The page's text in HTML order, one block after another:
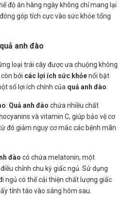
độ ăn hàng ngày không chỉ mang lại
góp tích cực vào sức khỏe tổng
anh đào
loại trái cây được ưa chuộng không
bởi các lợi ích sức khỏenổi bật
số lợi ích chính của quả anh đào:
: Quả anh đào chứa nhiều chất
và vitamin C, giúp bảo vệ cơ
đó giảm nguy cơ mắc các bệnh mãn
đào có chứa melatonin, một
chỉnh chu kỳ giấc ngủ. Sử dụng
ngủ có thể cải thiện chất lượng giấc
tỉnh táo vào sáng hôm sau.